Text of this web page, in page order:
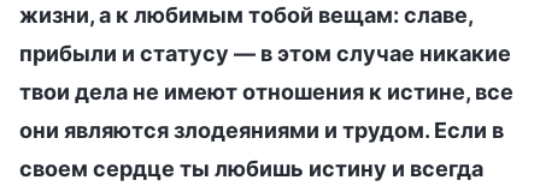
жизни, а к любимым тобой вещам: славе,
прибыли и статусу — в этом случае никакие
твои дела не имеют отношения к истине, все
они являются злодеяниями и трудом. Если в
своем сердце ты любишь истину и всегда